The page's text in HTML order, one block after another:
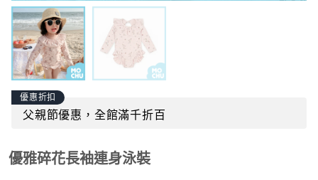
優惠折扣
父親節優惠，全館滿千折百
優雅碎花長袖連身泳裝